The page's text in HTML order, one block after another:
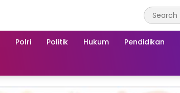
Polri Politik Hukum Pendidikan